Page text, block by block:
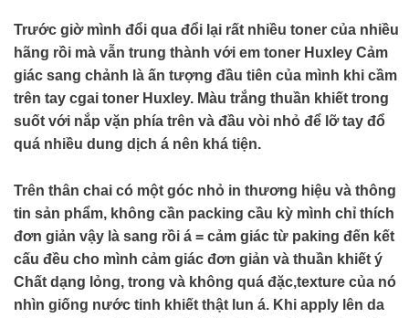
Trước giờ mình đổi qua đổi lại rất nhiều toner của nhiều
hãng rồi mà vẫn trung thành với em toner Huxley Cảm
giác sang chảnh là ấn tượng đầu tiên của mình khi cầm
trên tay cgai toner Huxley. Màu trắng thuần khiết trong
suốt với nắp vặn phía trên và đầu vòi nhỏ để lỡ tay đổ
quá nhiều dung dịch á nên khá tiện.
Trên thân chai có một góc nhỏ in thương hiệu và thông
tin sản phẩm, không cần packing cầu kỳ mình chỉ thích
đơn giản vậy là sang rồi á = cảm giác từ paking đến kết
cấu đều cho mình cảm giác đơn giản và thuần khiết ý
Chất dạng lỏng, trong và không quá đặc,texture của nó
nhìn giống nước tinh khiết thật lun á. Khi apply lên da